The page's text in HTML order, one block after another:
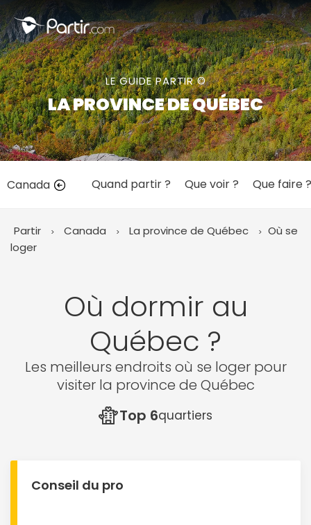
LE GUIDE PARTIR ©
LA PROVINCE DE QUÉBEC
Canada Quand partir ? Que voir ? Que faire ?
Partir Canada La province de Québec
Où se
loger
Où dormir au
Québec ?
Les meilleurs endroits où se loger pour
visiter la province de Québec
Top 6quartiers
Conseil du pro
Fermer
📍 Destinations populaires
☀️ Où partir par mois
Juillet
Août Septembre
Octobre
Novembre